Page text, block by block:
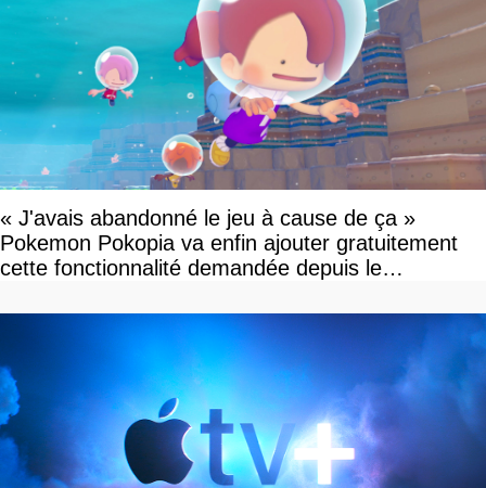
« J'avais abandonné le jeu à cause de ça »
Pokemon Pokopia va enfin ajouter gratuitement
cette fonctionnalité demandée depuis le